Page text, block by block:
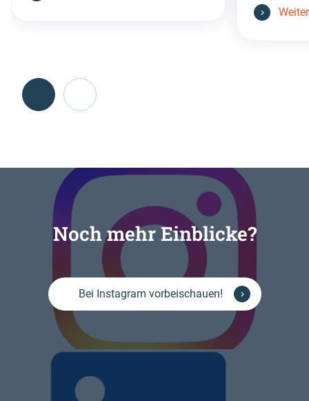
Noch mehr Einblicke?
Bei Instagram vorbeischauen!